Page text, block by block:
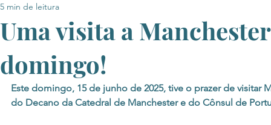
Uma visita a
domingo!
5 min de leitura
Este domingo, 15 de junho de 2025, tive o prazer de visitar
do Decano da Catedral de Manchester e do Cônsul de